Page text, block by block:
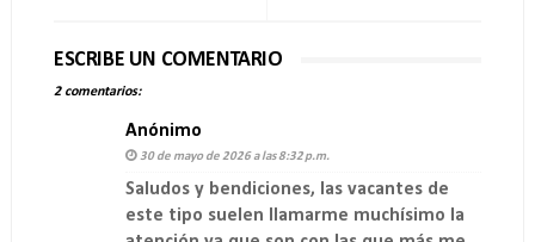
ESCRIBE UN COMENTARIO
2 comentarios:
Anónimo
30 de mayo de 2026 a las 8:32 p.m.
Saludos y bendiciones, las vacantes de
este tipo suelen llamarme muchísimo la